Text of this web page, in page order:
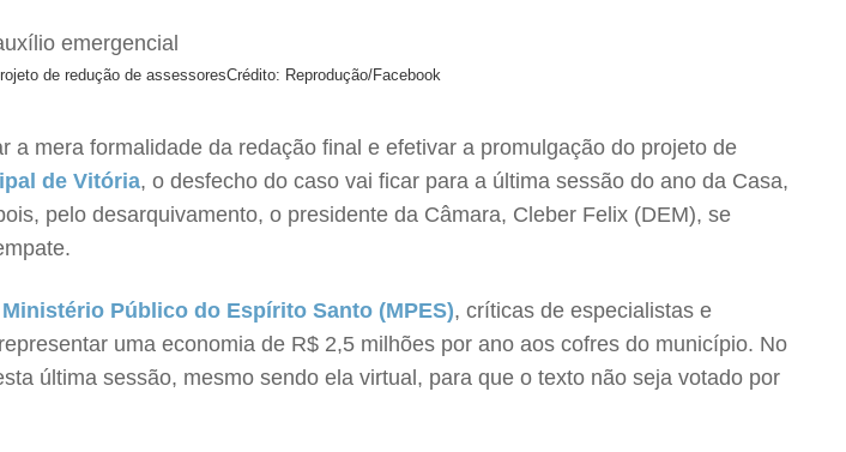
de redução de assessoresCrédito: Reprodução/Facebook
a mera formalidade da redação final e efetivar a promulgação do projeto de
de Vitória, o desfecho do caso vai ficar para a última sessão do ano da Casa,
pelo desarquivamento, o presidente da Câmara, Cleber Felix (DEM), se
Público do Espírito Santo (MPES), críticas de especialistas e
uma economia de R$ 2,5 milhões por ano aos cofres do município. No
última sessão, mesmo sendo ela virtual, para que o texto não seja votado por